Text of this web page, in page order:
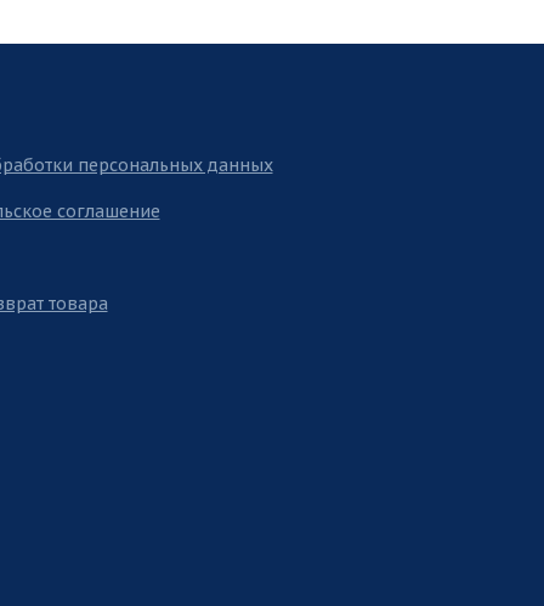
персональных данных
соглашение
товара